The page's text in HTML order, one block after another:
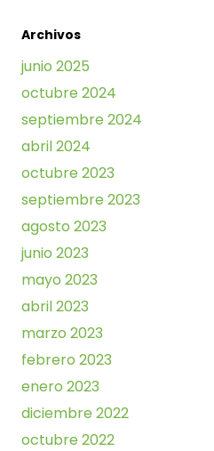
Archivos
junio 2025
octubre 2024
septiembre 2024
abril 2024
octubre 2023
septiembre 2023
agosto 2023
junio 2023
mayo 2023
abril 2023
marzo 2023
febrero 2023
enero 2023
diciembre 2022
octubre 2022